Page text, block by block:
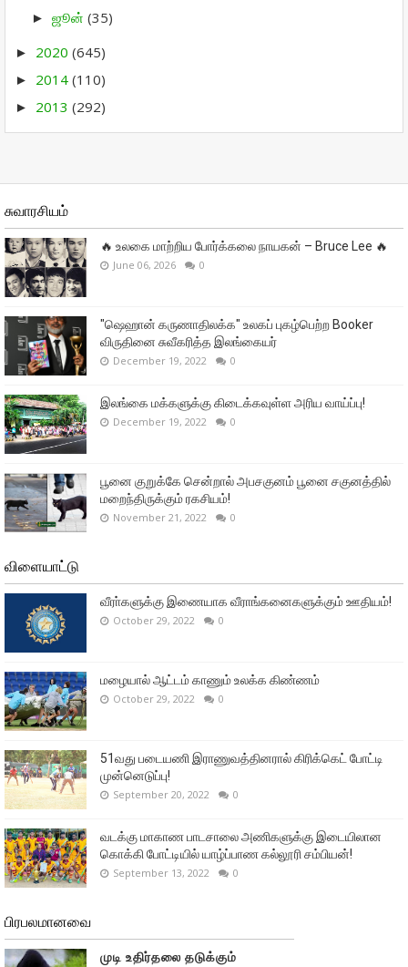
► ஜூன் (35)
► 2020 (645)
► 2014 (110)
► 2013 (292)
சுவாரசியம்
🔥 உலகை மாற்றிய போர்க்கலை நாயகன் – Bruce Lee 🔥
June 06, 2026 0
"ஷெஹான் கருணாதிலக்க" உலகப் புகழ்பெற்ற Booker
விருதினை சுவீகரித்த இலங்கையர்
December 19, 2022 0
இலங்கை மக்களுக்கு கிடைக்கவுள்ள அரிய வாய்ப்பு!
December 19, 2022 0
பூனை குறுக்கே சென்றால் அபசகுனம் பூனை சகுனத்தில்
மறைந்திருக்கும் ரகசியம்!
November 21, 2022 0
விளையாட்டு
வீரா்களுக்கு இணையாக வீராங்கனைகளுக்கும் ஊதியம்!
October 29, 2022 0
மழையால் ஆட்டம் காணும் உலக்க கிண்ணம்
October 29, 2022 0
51வது படையணி இராணுவத்தினரால் கிரிக்கெட் போட்டி
முன்னெடுப்பு!
September 20, 2022 0
வடக்கு மாகாண பாடசாலை அணிகளுக்கு இடையிலான
கொக்கி போட்டியில் யாழ்ப்பாண கல்லூரி சம்பியன்!
September 13, 2022 0
பிரபலமானவை
முடி உதிர்தலை தடுக்கும்